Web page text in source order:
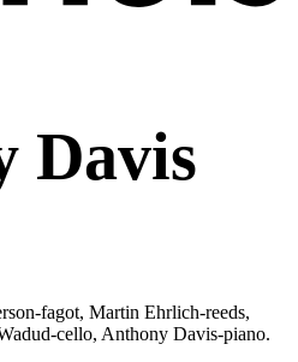
Davis
fagot, Martin Ehrlich-reeds,
cello, Anthony Davis-piano.